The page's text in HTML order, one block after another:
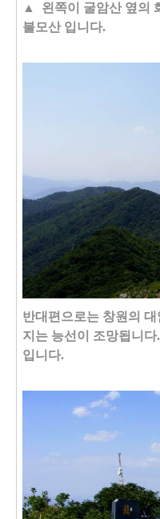
▲ 왼쪽이 굴암산 옆의
불모산 입니다.
반대편으로는 창원의
지는 능선이 조망됩니
입니다.